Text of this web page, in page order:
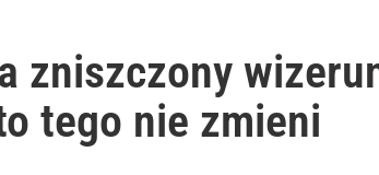
zniszczony
tego nie zmieni